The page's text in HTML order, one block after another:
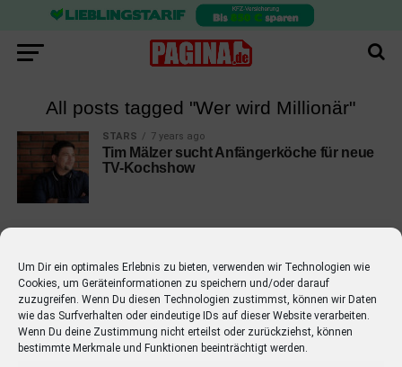
Um Dir ein optimales Erlebnis zu bieten, verwenden wir Technologien wie
Cookies, um Geräteinformationen zu speichern und/oder darauf
zuzugreifen. Wenn Du diesen Technologien zustimmst, können wir Daten
wie das Surfverhalten oder eindeutige IDs auf dieser Website verarbeiten.
Wenn Du deine Zustimmung nicht erteilst oder zurückziehst, können
bestimmte Merkmale und Funktionen beeinträchtigt werden.
All posts tagged "Wer wird Millionär"
STARS 7 years ago
Tim Mälzer sucht Anfängerköche für neue
TV-Kochshow
EMPFOHLEN
STARS 4 years ago
Barbara Schöneberger Moderatorin
von “Verstehen Sie Spaß?”